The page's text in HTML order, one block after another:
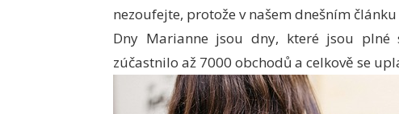
nezoufejte, protože v našem dnešním
Dny Marianne jsou dny, které jsou
zúčastnilo až 7000 obchodů a celkově se